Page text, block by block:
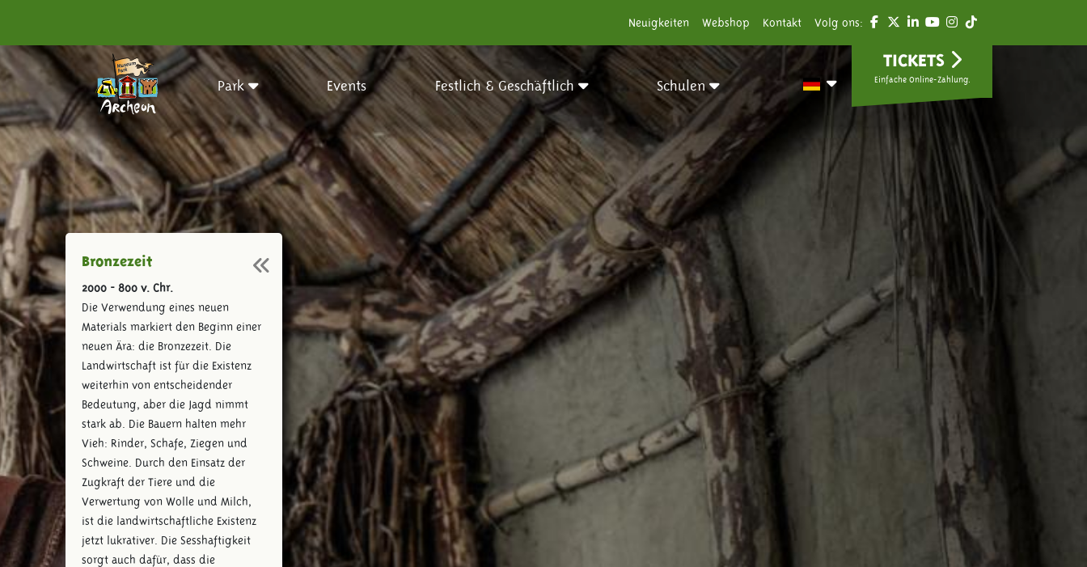
Neuigkeiten Webshop Kontakt Volg ons:
Park Events Festlich & Geschäftlich Schulen
TICKETS
Einfache Online-Zahlung.
Bronzezeit
2000 - 800 v. Chr.
Die Verwendung eines neuen
Materials markiert den Beginn einer
neuen Ära: die Bronzezeit. Die
Landwirtschaft ist für die Existenz
weiterhin von entscheidender
Bedeutung, aber die Jagd nimmt
stark ab. Die Bauern halten mehr
Vieh: Rinder, Schafe, Ziegen und
Schweine. Durch den Einsatz der
Zugkraft der Tiere und die
Verwertung von Wolle und Milch,
ist die landwirtschaftliche Existenz
jetzt lukrativer. Die Sesshaftigkeit
sorgt auch dafür, dass die